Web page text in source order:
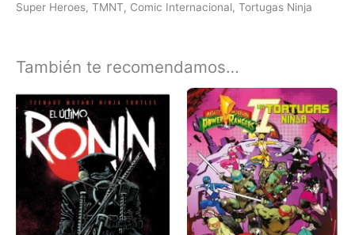
Super Heroes, TMNT, Comic Internacional, Tortugas Ninja
También te recomendamos…